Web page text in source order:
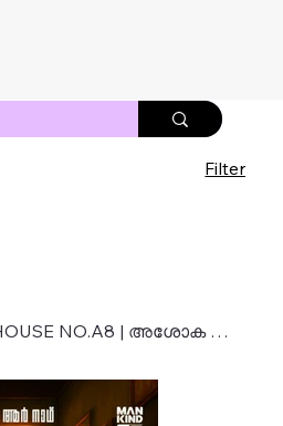
ASHOKA COLONY HOUSE NO.A8 | അശോക കോളനി
Filter